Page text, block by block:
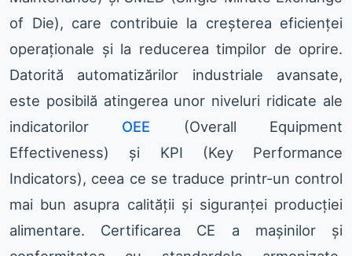
of Die), care contribuie la creșterea eficienței
operaționale și la reducerea timpilor de oprire.
Datorită automatizărilor industriale avansate,
este posibilă atingerea unor niveluri ridicate ale
indicatorilor OEE (Overall Equipment
Effectiveness) și KPI (Key Performance
Indicators), ceea ce se traduce printr-un control
mai bun asupra calității și siguranței producției
alimentare. Certificarea CE a mașinilor și